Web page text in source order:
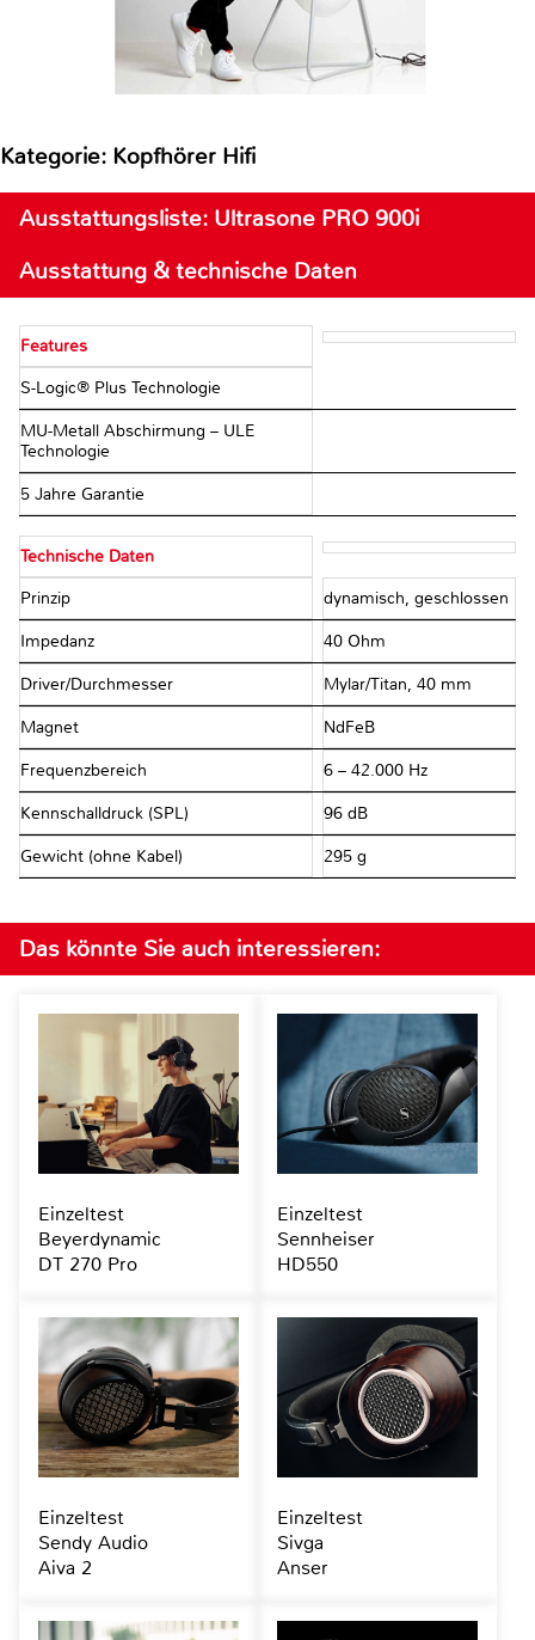
Kategorie: Kopfhörer Hifi
Ausstattungsliste: Ultrasone PRO 900i
Ausstattung & technische Daten
Features
S-Logic® Plus Technologie
MU-Metall Abschirmung – ULE
Technologie
5 Jahre Garantie
Technische Daten
Prinzip dynamisch, geschlossen
Impedanz 40 Ohm
Driver/Durchmesser Mylar/Titan, 40 mm
Magnet NdFeB
Frequenzbereich 6 – 42.000 Hz
Kennschalldruck (SPL) 96 dB
Gewicht (ohne Kabel) 295 g
Das könnte Sie auch interessieren:
Einzeltest
Beyerdynamic
DT 270 Pro
Einzeltest
Sennheiser
HD550
Einzeltest
Sendy Audio
Aiva 2
Einzeltest
Sivga
Anser